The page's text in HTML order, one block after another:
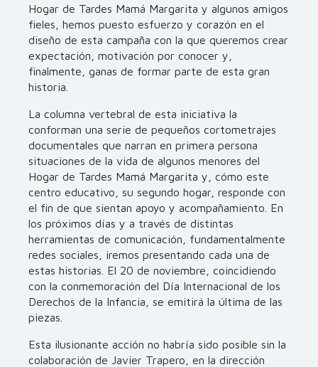
Hogar de Tardes Mamá Margarita y algunos amigos
fieles, hemos puesto esfuerzo y corazón en el
diseño de esta campaña con la que queremos crear
expectación, motivación por conocer y,
finalmente, ganas de formar parte de esta gran
historia.
La columna vertebral de esta iniciativa la
conforman una serie de pequeños cortometrajes
documentales que narran en primera persona
situaciones de la vida de algunos menores del
Hogar de Tardes Mamá Margarita y, cómo este
centro educativo, su segundo hogar, responde con
el fin de que sientan apoyo y acompañamiento. En
los próximos días y a través de distintas
herramientas de comunicación, fundamentalmente
redes sociales, iremos presentando cada una de
estas historias. El 20 de noviembre, coincidiendo
con la conmemoración del Día Internacional de los
Derechos de la Infancia, se emitirá la última de las
piezas.
Esta ilusionante acción no habría sido posible sin la
colaboración de Javier Trapero, en la dirección